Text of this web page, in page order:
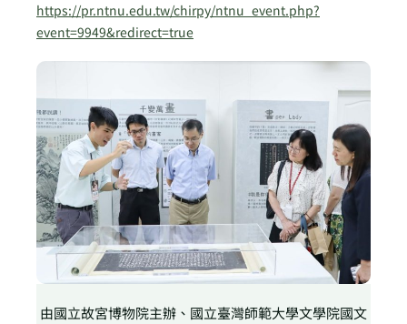
https://pr.ntnu.edu.tw/chirpy/ntnu_event.php?
event=9949&redirect=true
由國立故宮博物院主辦、國立臺灣師範大學文學院國文